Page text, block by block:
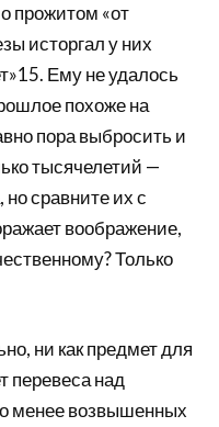
прожитом «от
исторгал у них
Ему не удалось
похоже на
пора выбросить и
тысячелетий —
сравните их с
воображение,
Только
ни как предмет для
перевеса над
менее возвышенных